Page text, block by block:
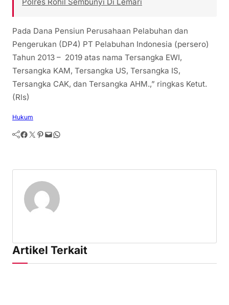
Pada Dana Pensiun Perusahaan Pelabuhan dan
Pengerukan (DP4) PT Pelabuhan Indonesia (persero)
Tahun 2013 – 2019 atas nama Tersangka EWI,
Tersangka KAM, Tersangka US, Tersangka IS,
Tersangka CAK, dan Tersangka AHM.,” ringkas Ketut.
(Rls)
Hukum
Facebook Twitter Pinterest Mail WhatsApp
Artikel Terkait